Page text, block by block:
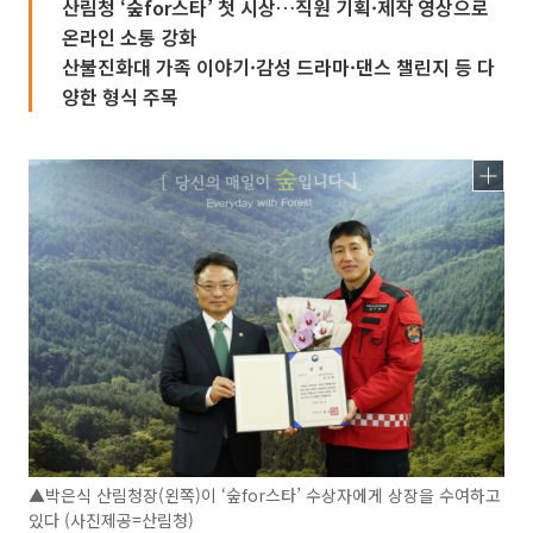
산림청 ‘숲for스타’ 첫 시상…직원 기획·제작 영상으로
온라인 소통 강화
산불진화대 가족 이야기·감성 드라마·댄스 챌린지 등 다
양한 형식 주목
▲박은식 산림청장(왼쪽)이 ‘숲for스타’ 수상자에게 상장을 수여하고
있다 (사진제공=산림청)